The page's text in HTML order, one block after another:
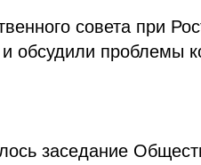
совета при
обсудили проблемы
заседание